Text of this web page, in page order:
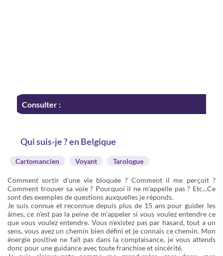
Consulter :
Qui suis-je ? en Belgique
Cartomancien Voyant Tarologue
Comment sortir d'une vie bloquée ? Comment il me perçoit ?
Comment trouver sa voie ? Pourquoi il ne m'appelle pas ? Etc...Ce
sont des exemples de questions auxquelles je réponds.
Je suis connue et reconnue depuis plus de 15 ans pour guider les
âmes, ce n'est pas la peine de m'appeler si vous voulez entendre ce
que vous voulez entendre. Vous n'existez pas par hasard, tout a un
sens, vous avez un chemin bien défini et je connais ce chemin. Mon
énergie positive ne fait pas dans la complaisance, je vous attends
donc pour une guidance avec toute franchise et sincérité.